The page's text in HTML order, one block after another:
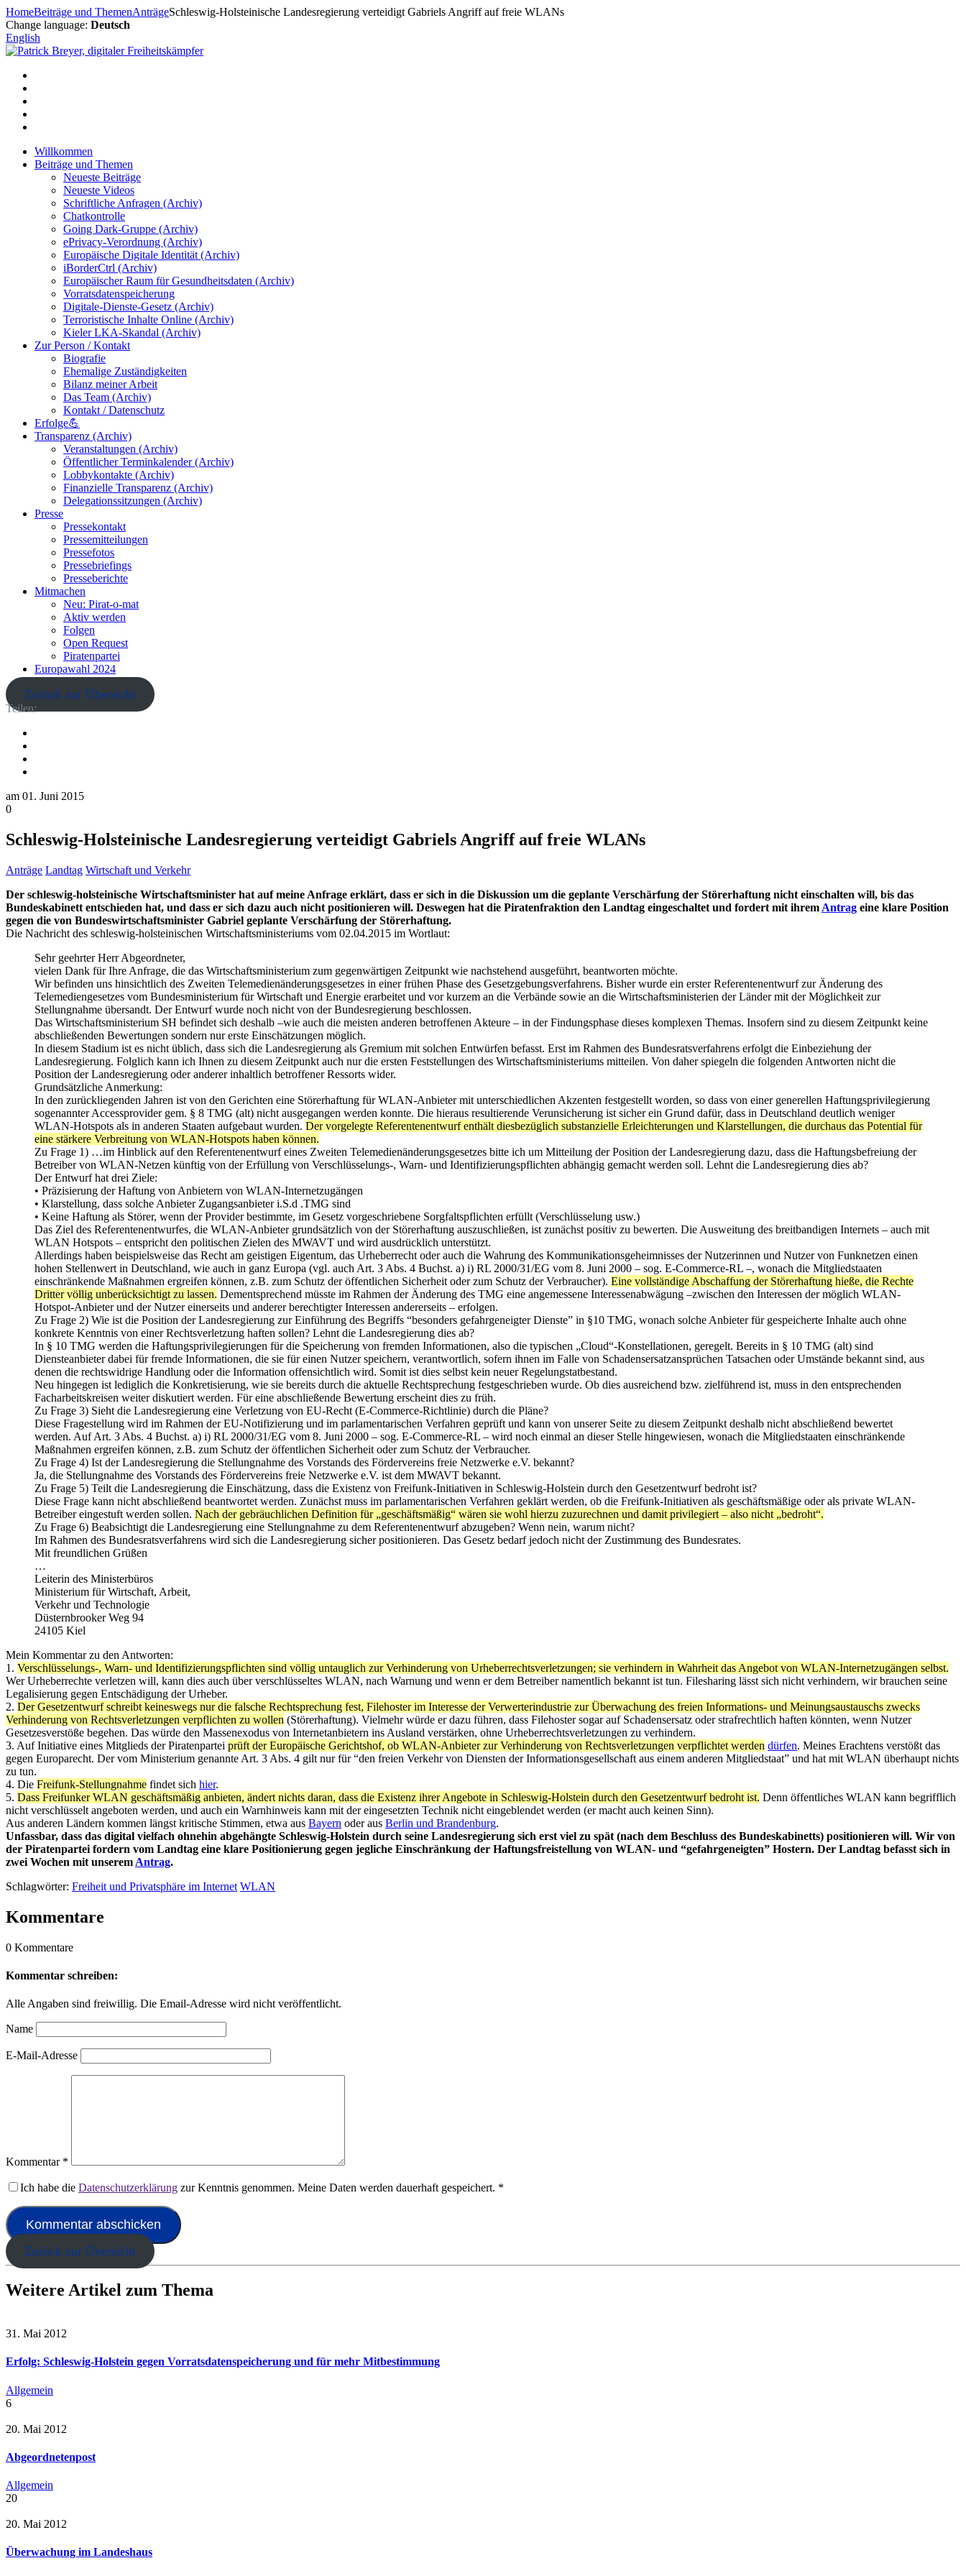
Zum
Inhalt
springen
HomeBeiträge und ThemenAnträgeSchleswig-Holsteinische Landesregierung verteidigt Gabriels Angriff auf freie WLANs
Change language: Deutsch
English
Willkommen
Beiträge und Themen
Neueste Beiträge
Neueste Videos
Schriftliche Anfragen (Archiv)
Chatkontrolle
Going Dark-Gruppe (Archiv)
ePrivacy-Verordnung (Archiv)
Europäische Digitale Identität (Archiv)
iBorderCtrl (Archiv)
Europäischer Raum für Gesundheitsdaten (Archiv)
Vorratsdatenspeicherung
Digitale-Dienste-Gesetz (Archiv)
Terroristische Inhalte Online (Archiv)
Kieler LKA-Skandal (Archiv)
Zur Person / Kontakt
Biografie
Ehemalige Zuständigkeiten
Bilanz meiner Arbeit
Das Team (Archiv)
Kontakt / Datenschutz
Erfolge💪
Transparenz (Archiv)
Veranstaltungen (Archiv)
Öffentlicher Terminkalender (Archiv)
Lobbykontakte (Archiv)
Finanzielle Transparenz (Archiv)
Delegationssitzungen (Archiv)
Presse
Pressekontakt
Pressemitteilungen
Pressefotos
Pressebriefings
Presseberichte
Mitmachen
Neu: Pirat-o-mat
Aktiv werden
Folgen
Open Request
Piratenpartei
Europawahl 2024
Zurück zur Übersicht
Teilen:
am 01. Juni 2015
0
Schleswig-Holsteinische Landesregierung verteidigt Gabriels Angriff auf freie WLANs
Anträge Landtag Wirtschaft und Verkehr
Der schleswig-holsteinische Wirtschaftsminister hat auf meine Anfrage erklärt, dass er sich in die Diskussion um die geplante Verschärfung der Störerhaftung nicht einschalten will, bis das
Bundeskabinett entschieden hat, und dass er sich dazu auch nicht positionieren will. Deswegen hat die Piratenfraktion den Landtag eingeschaltet und fordert mit ihrem Antrag eine klare Position
gegen die von Bundeswirtschaftsminister Gabriel geplante Verschärfung der Störerhaftung.
Die Nachricht des schleswig-holsteinischen Wirtschaftsministeriums vom 02.04.2015 im Wortlaut:
Sehr geehrter Herr Abgeordneter,
vielen Dank für Ihre Anfrage, die das Wirtschaftsministerium zum gegenwärtigen Zeitpunkt wie nachstehend ausgeführt, beantworten möchte.
Wir befinden uns hinsichtlich des Zweiten Telemedienänderungsgesetzes in einer frühen Phase des Gesetzgebungsverfahrens. Bisher wurde ein erster Referentenentwurf zur Änderung des
Telemediengesetzes vom Bundesministerium für Wirtschaft und Energie erarbeitet und vor kurzem an die Verbände sowie an die Wirtschaftsministerien der Länder mit der Möglichkeit zur
Stellungnahme übersandt. Der Entwurf wurde noch nicht von der Bundesregierung beschlossen.
Das Wirtschaftsministerium SH befindet sich deshalb –wie auch die meisten anderen betroffenen Akteure – in der Findungsphase dieses komplexen Themas. Insofern sind zu diesem Zeitpunkt keine
abschließenden Bewertungen sondern nur erste Einschätzungen möglich.
In diesem Stadium ist es nicht üblich, dass sich die Landesregierung als Gremium mit solchen Entwürfen befasst. Erst im Rahmen des Bundesratsverfahrens erfolgt die Einbeziehung der
Landesregierung. Folglich kann ich Ihnen zu diesem Zeitpunkt auch nur die ersten Feststellungen des Wirtschaftsministeriums mitteilen. Von daher spiegeln die folgenden Antworten nicht die
Position der Landesregierung oder anderer inhaltlich betroffener Ressorts wider.
Grundsätzliche Anmerkung:
In den zurückliegenden Jahren ist von den Gerichten eine Störerhaftung für WLAN-Anbieter mit unterschiedlichen Akzenten festgestellt worden, so dass von einer generellen Haftungsprivilegierung
sogenannter Accessprovider gem. § 8 TMG (alt) nicht ausgegangen werden konnte. Die hieraus resultierende Verunsicherung ist sicher ein Grund dafür, dass in Deutschland deutlich weniger
WLAN-Hotspots als in anderen Staaten aufgebaut wurden. Der vorgelegte Referentenentwurf enthält diesbezüglich substanzielle Erleichterungen und Klarstellungen, die durchaus das Potential für
eine stärkere Verbreitung von WLAN-Hotspots haben können.
Zu Frage 1) …im Hinblick auf den Referentenentwurf eines Zweiten Telemedienänderungsgesetzes bitte ich um Mitteilung der Position der Landesregierung dazu, dass die Haftungsbefreiung der
Betreiber von WLAN-Netzen künftig von der Erfüllung von Verschlüsselungs-, Warn- und Identifizierungspflichten abhängig gemacht werden soll. Lehnt die Landesregierung dies ab?
Der Entwurf hat drei Ziele:
• Präzisierung der Haftung von Anbietern von WLAN-Internetzugängen
• Klarstellung, dass solche Anbieter Zugangsanbieter i.S.d .TMG sind
• Keine Haftung als Störer, wenn der Provider bestimmte, im Gesetz vorgeschriebene Sorgfaltspflichten erfüllt (Verschlüsselung usw.)
Das Ziel des Referentenentwurfes, die WLAN-Anbieter grundsätzlich von der Störerhaftung auszuschließen, ist zunächst positiv zu bewerten. Die Ausweitung des breitbandigen Internets – auch mit
WLAN Hotspots – entspricht den politischen Zielen des MWAVT und wird ausdrücklich unterstützt.
Allerdings haben beispielsweise das Recht am geistigen Eigentum, das Urheberrecht oder auch die Wahrung des Kommunikationsgeheimnisses der Nutzerinnen und Nutzer von Funknetzen einen
hohen Stellenwert in Deutschland, wie auch in ganz Europa (vgl. auch Art. 3 Abs. 4 Buchst. a) i) RL 2000/31/EG vom 8. Juni 2000 – sog. E-Commerce-RL –, wonach die Mitgliedstaaten
einschränkende Maßnahmen ergreifen können, z.B. zum Schutz der öffentlichen Sicherheit oder zum Schutz der Verbraucher). Eine vollständige Abschaffung der Störerhaftung hieße, die Rechte
Dritter völlig unberücksichtigt zu lassen. Dementsprechend müsste im Rahmen der Änderung des TMG eine angemessene Interessenabwägung –zwischen den Interessen der möglich WLAN-
Hotspot-Anbieter und der Nutzer einerseits und anderer berechtigter Interessen andererseits – erfolgen.
Zu Frage 2) Wie ist die Position der Landesregierung zur Einführung des Begriffs “besonders gefahrgeneigter Dienste” in §10 TMG, wonach solche Anbieter für gespeicherte Inhalte auch ohne
konkrete Kenntnis von einer Rechtsverletzung haften sollen? Lehnt die Landesregierung dies ab?
In § 10 TMG werden die Haftungsprivilegierungen für die Speicherung von fremden Informationen, also die typischen „Cloud“-Konstellationen, geregelt. Bereits in § 10 TMG (alt) sind
Diensteanbieter dabei für fremde Informationen, die sie für einen Nutzer speichern, verantwortlich, sofern ihnen im Falle von Schadensersatzansprüchen Tatsachen oder Umstände bekannt sind, aus
denen die rechtswidrige Handlung oder die Information offensichtlich wird. Somit ist dies selbst kein neuer Regelungstatbestand.
Neu hingegen ist lediglich die Konkretisierung, wie sie bereits durch die aktuelle Rechtsprechung festgeschrieben wurde. Ob dies ausreichend bzw. zielführend ist, muss in den entsprechenden
Facharbeitskreisen weiter diskutiert werden. Für eine abschließende Bewertung erscheint dies zu früh.
Zu Frage 3) Sieht die Landesregierung eine Verletzung von EU-Recht (E-Commerce-Richtlinie) durch die Pläne?
Diese Fragestellung wird im Rahmen der EU-Notifizierung und im parlamentarischen Verfahren geprüft und kann von unserer Seite zu diesem Zeitpunkt deshalb nicht abschließend bewertet
werden. Auf Art. 3 Abs. 4 Buchst. a) i) RL 2000/31/EG vom 8. Juni 2000 – sog. E-Commerce-RL – wird noch einmal an dieser Stelle hingewiesen, wonach die Mitgliedstaaten einschränkende
Maßnahmen ergreifen können, z.B. zum Schutz der öffentlichen Sicherheit oder zum Schutz der Verbraucher.
Zu Frage 4) Ist der Landesregierung die Stellungnahme des Vorstands des Fördervereins freie Netzwerke e.V. bekannt?
Ja, die Stellungnahme des Vorstands des Fördervereins freie Netzwerke e.V. ist dem MWAVT bekannt.
Zu Frage 5) Teilt die Landesregierung die Einschätzung, dass die Existenz von Freifunk-Initiativen in Schleswig-Holstein durch den Gesetzentwurf bedroht ist?
Diese Frage kann nicht abschließend beantwortet werden. Zunächst muss im parlamentarischen Verfahren geklärt werden, ob die Freifunk-Initiativen als geschäftsmäßige oder als private WLAN-
Betreiber eingestuft werden sollen. Nach der gebräuchlichen Definition für „geschäftsmäßig“ wären sie wohl hierzu zuzurechnen und damit privilegiert – also nicht „bedroht“.
Zu Frage 6) Beabsichtigt die Landesregierung eine Stellungnahme zu dem Referentenentwurf abzugeben? Wenn nein, warum nicht?
Im Rahmen des Bundesratsverfahrens wird sich die Landesregierung sicher positionieren. Das Gesetz bedarf jedoch nicht der Zustimmung des Bundesrates.
Mit freundlichen Grüßen
…
Leiterin des Ministerbüros
Ministerium für Wirtschaft, Arbeit,
Verkehr und Technologie
Düsternbrooker Weg 94
24105 Kiel
Mein Kommentar zu den Antworten:
1. Verschlüsselungs-, Warn- und Identifizierungspflichten sind völlig untauglich zur Verhinderung von Urheberrechtsverletzungen; sie verhindern in Wahrheit das Angebot von WLAN-Internetzugängen selbst.
Wer Urheberrechte verletzen will, kann dies auch über verschlüsseltes WLAN, nach Warnung und wenn er dem Betreiber namentlich bekannt ist tun. Filesharing lässt sich nicht verhindern, wir brauchen seine
Legalisierung gegen Entschädigung der Urheber.
2. Der Gesetzentwurf schreibt keineswegs nur die falsche Rechtsprechung fest, Filehoster im Interesse der Verwerterindustrie zur Überwachung des freien Informations- und Meinungsaustauschs zwecks
Verhinderung von Rechtsverletzungen verpflichten zu wollen (Störerhaftung). Vielmehr würde er dazu führen, dass Filehoster sogar auf Schadensersatz oder strafrechtlich haften könnten, wenn Nutzer
Gesetzesverstöße begehen. Das würde den Massenexodus von Internetanbietern ins Ausland verstärken, ohne Urheberrechtsverletzungen zu verhindern.
3. Auf Initiative eines Mitglieds der Piratenpartei prüft der Europäische Gerichtshof, ob WLAN-Anbieter zur Verhinderung von Rechtsverletzungen verpflichtet werden dürfen. Meines Erachtens verstößt das
gegen Europarecht. Der vom Ministerium genannte Art. 3 Abs. 4 gilt nur für “den freien Verkehr von Diensten der Informationsgesellschaft aus einem anderen Mitgliedstaat” und hat mit WLAN überhaupt nichts
zu tun.
4. Die Freifunk-Stellungnahme findet sich hier.
5. Dass Freifunker WLAN geschäftsmäßig anbieten, ändert nichts daran, dass die Existenz ihrer Angebote in Schleswig-Holstein durch den Gesetzentwurf bedroht ist. Denn öffentliches WLAN kann begrifflich
nicht verschlüsselt angeboten werden, und auch ein Warnhinweis kann mit der eingesetzten Technik nicht eingeblendet werden (er macht auch keinen Sinn).
Aus anderen Ländern kommen längst kritische Stimmen, etwa aus Bayern oder aus Berlin und Brandenburg.
Unfassbar, dass das digital vielfach ohnehin abgehängte Schleswig-Holstein durch seine Landesregierung sich erst viel zu spät (nach dem Beschluss des Bundeskabinetts) positionieren will. Wir von
der Piratenpartei fordern vom Landtag eine klare Positionierung gegen jegliche Einschränkung der Haftungsfreistellung von WLAN- und “gefahrgeneigten” Hostern. Der Landtag befasst sich in
zwei Wochen mit unserem Antrag.
Schlagwörter: Freiheit und Privatsphäre im Internet WLAN
Kommentare
0 Kommentare
Kommentar schreiben:
Alle Angaben sind freiwillig. Die Email-Adresse wird nicht veröffentlicht.
Name
E-Mail-Adresse
Kommentar *
Ich habe die Datenschutzerklärung zur Kenntnis genommen. Meine Daten werden dauerhaft gespeichert. *
Zurück zur Übersicht
Weitere Artikel zum Thema
31. Mai 2012
Erfolg: Schleswig-Holstein gegen Vorratsdatenspeicherung und für mehr Mitbestimmung
Allgemein
6
20. Mai 2012
Abgeordnetenpost
Allgemein
20
20. Mai 2012
Überwachung im Landeshaus